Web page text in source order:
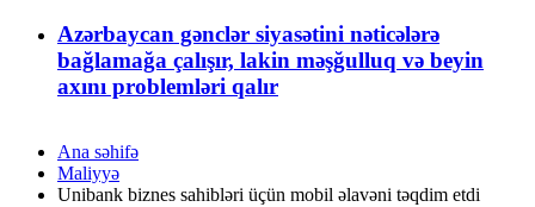
Azərbaycan gənclər siyasətini nəticələrə
bağlamağa çalışır, lakin məşğulluq və beyin
axını problemləri qalır
Ana səhifə
Maliyyə
Unibank biznes sahibləri üçün mobil əlavəni təqdim etdi